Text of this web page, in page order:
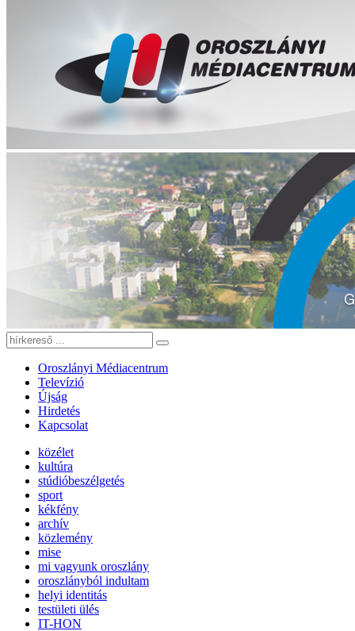
Oroszlányi Médiacentrum
Televízió
Újság
Hirdetés
Kapcsolat
közélet
kultúra
stúdióbeszélgetés
sport
kékfény
archív
közlemény
mise
mi vagyunk oroszlány
oroszlányból indultam
helyi identitás
testületi ülés
IT-HON